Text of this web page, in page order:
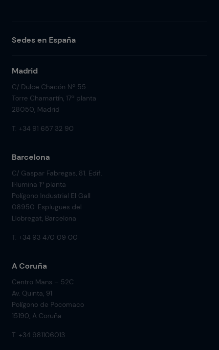
Sedes en España
Madrid
C/ Dulce Chacón Nº 55
Torre Chamartín, 17ª planta
28050, Madrid
T. +34 91 657 32 90
Barcelona
C/ Gaspar Fabregas, 81. Edif.
Il·lumina 1ª planta
Polígono Industrial El Gall
08950. Esplugues del
Llobregat, Barcelona
T. +34 93 470 09 00
A Coruña
Centro Mans – 52C
Av. Quinta, 91
Polígono de Pocomaco
15190, A Coruña
T. +34 981106013